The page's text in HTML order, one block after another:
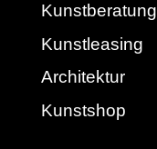
Kunstberatung
Kunstleasing
Architektur
Kunstshop